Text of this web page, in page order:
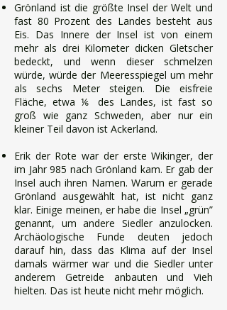
​Grönland ist die größte Insel der Welt und
fast 80 Prozent des Landes besteht aus
Eis. Das Innere der Insel ist von einem
mehr als drei Kilometer dicken Gletscher
bedeckt, und wenn dieser schmelzen
würde, würde der Meeresspiegel um mehr
als sechs Meter steigen. Die eisfreie
Fläche, etwa ⅙ des Landes, ist fast so
groß wie ganz Schweden, aber nur ein
kleiner Teil davon ist Ackerland.
Erik der Rote war der erste Wikinger, der
im Jahr 985 nach Grönland kam. Er gab der
Insel auch ihren Namen. Warum er gerade
Grönland ausgewählt hat, ist nicht ganz
klar. Einige meinen, er habe die Insel „grün”
genannt, um andere Siedler anzulocken.
Archäologische Funde deuten jedoch
darauf hin, dass das Klima auf der Insel
damals wärmer war und die Siedler unter
anderem Getreide anbauten und Vieh
hielten. Das ist heute nicht mehr möglich.